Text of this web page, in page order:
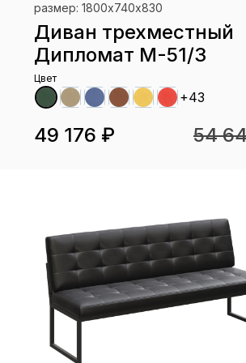
размер: 1800х740х830
Диван трехместный
Дипломат М-51/3
Цвет
+43
49 176 ₽ 54